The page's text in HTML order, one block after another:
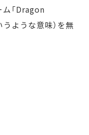
ム「Dragon
ような意味）を無